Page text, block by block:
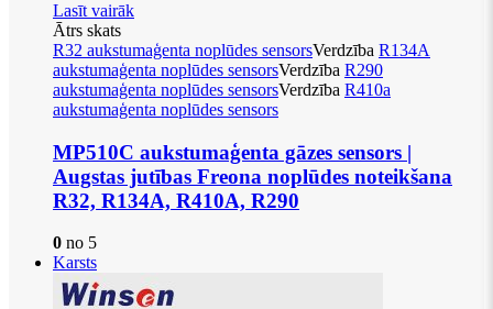
Lasīt vairāk
Ātrs skats
R32 aukstumaģenta noplūdes sensorsVerdzība R134A
aukstumaģenta noplūdes sensorsVerdzība R290
aukstumaģenta noplūdes sensorsVerdzība R410a
aukstumaģenta noplūdes sensors
MP510C aukstumaģenta gāzes sensors |
Augstas jutības Freona noplūdes noteikšana
R32, R134A, R410A, R290
0 no 5
Karsts